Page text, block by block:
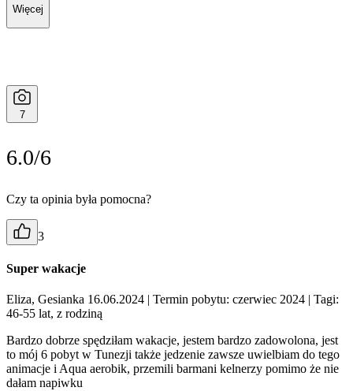
Więcej
7
6.0/6
Czy ta opinia była pomocna?
3
Super wakacje
Eliza, Gesianka 16.06.2024 | Termin pobytu: czerwiec 2024 | Tagi:
46-55 lat, z rodziną
Bardzo dobrze spędziłam wakacje, jestem bardzo zadowolona, jest
to mój 6 pobyt w Tunezji także jedzenie zawsze uwielbiam do tego
animacje i Aqua aerobik, przemili barmani kelnerzy pomimo że nie
dałam napiwku